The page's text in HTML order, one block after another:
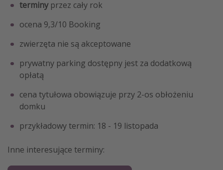
terminy przez cały rok
ocena 9,3/10 Booking
zwierzęta nie są akceptowane
prywatny parking dostępny jest za dodatkową
opłatą
cena tytułowa obowiązuje przy 2-os obłożeniu
domku
przykładowy termin: 18 - 19 listopada
Inne interesujące terminy: